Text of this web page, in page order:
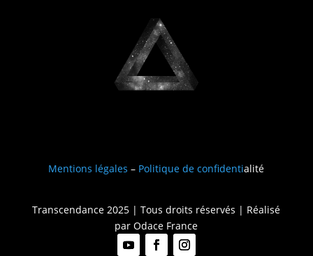
Mentions légales – Politique de confidentialité
Transcendance 2025 | Tous droits réservés | Réalisé
parOdace France